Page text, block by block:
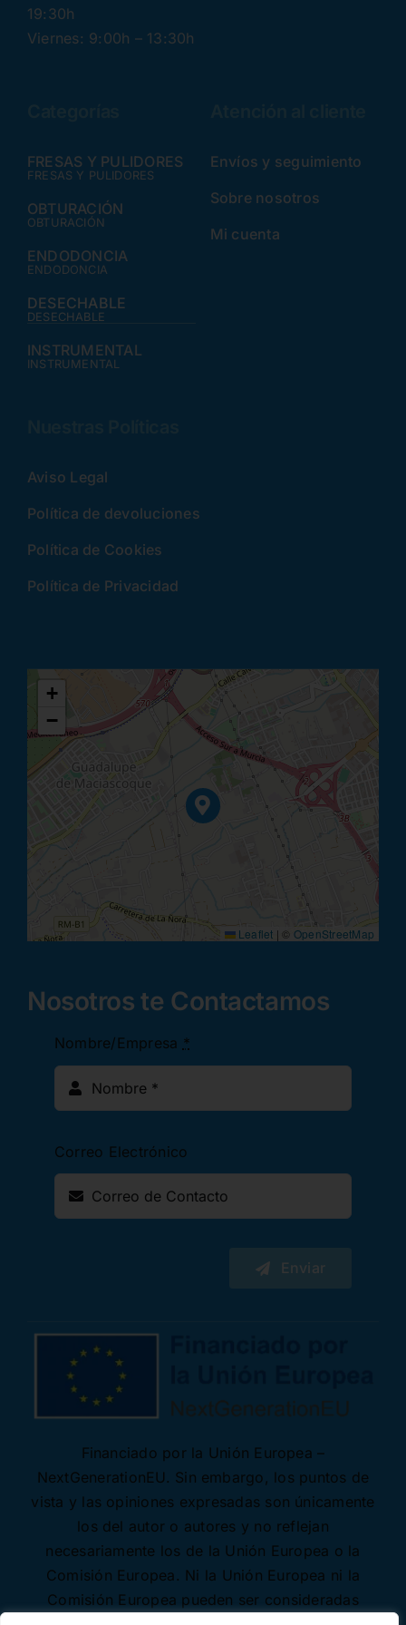
19:30h
Viernes: 9:00h – 13:30h
FRESAS Y PULIDORES
FRESAS Y PULIDORES
OBTURACIÓN
OBTURACIÓN
ENDODONCIA
ENDODONCIA
DESECHABLE
DESECHABLE
INSTRUMENTAL
INSTRUMENTAL
Envíos y seguimiento
Sobre nosotros
Mi cuenta
Aviso Legal
Política de devoluciones
Política de Cookies
Política de Privacidad
+
−
Leaflet | © OpenStreetMap
Nosotros te Contactamos
Nombre/Empresa *
Correo Electrónico
Enviar
Financiado por la Unión Europea –
NextGenerationEU. Sin embargo, los puntos de
vista y las opiniones expresadas son únicamente
los del autor o autores y no reflejan
necesariamente los de la Unión Europea o la
Comisión Europea. Ni la Unión Europea ni la
Comisión Europea pueden ser consideradas